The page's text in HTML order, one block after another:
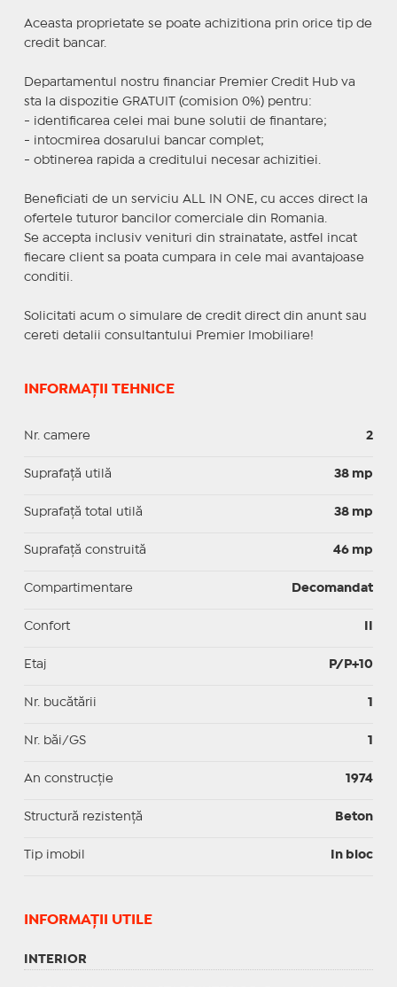
Aceasta proprietate se poate achizitiona prin orice tip de
credit bancar.
Departamentul nostru financiar Premier Credit Hub va
sta la dispozitie GRATUIT (comision 0%) pentru:
- identificarea celei mai bune solutii de finantare;
- intocmirea dosarului bancar complet;
- obtinerea rapida a creditului necesar achizitiei.
Beneficiati de un serviciu ALL IN ONE, cu acces direct la
ofertele tuturor bancilor comerciale din Romania.
Se accepta inclusiv venituri din strainatate, astfel incat
fiecare client sa poata cumpara in cele mai avantajoase
conditii.
Solicitati acum o simulare de credit direct din anunt sau
cereti detalii consultantului Premier Imobiliare!
INFORMAȚII TEHNICE
Nr. camere 2
Suprafaţă utilă 38 mp
Suprafaţă total utilă 38 mp
Suprafaţă construită 46 mp
Compartimentare Decomandat
Confort
Etaj P/P+10
Nr. bucătării 1
Nr. băi/GS 1
An construcție 1974
Structură rezistență Beton
Tip imobil In bloc
INFORMAŢII UTILE
INTERIOR